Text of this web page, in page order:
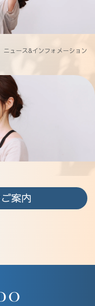
ュース&インフォメーション
案内